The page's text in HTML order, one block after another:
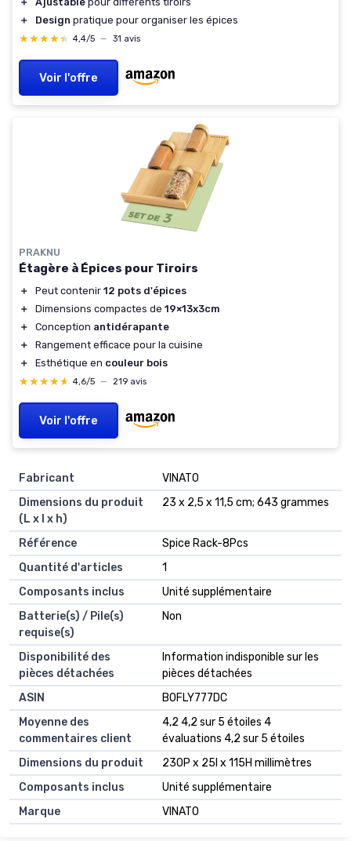
＋
Design pratique pour organiser les épices
★★★★★
★★★★★ 4,4/5 — 31 avis
Voir l'offre
PRAKNU
Étagère à Épices pour Tiroirs
＋ Peut contenir 12 pots d'épices
＋
Dimensions compactes de 19×13x3cm
＋
Conception antidérapante
＋
Rangement efficace pour la cuisine
＋
Esthétique en couleur bois
★★★★★
★★★★★ 4,6/5 — 219 avis
Voir l'offre
Fabricant
‎VINATO
Dimensions du produit
(L x l x h)
‎23 x 2,5 x 11,5 cm; 643 grammes
Référence
‎Spice Rack-8Pcs
Quantité d'articles
‎1
Composants inclus
‎Unité supplémentaire
Batterie(s) / Pile(s)
requise(s)
‎Non
Disponibilité des
pièces détachées
‎Information indisponible sur les
pièces détachées
ASIN
B0FLY777DC
Moyenne des
commentaires client
4,2 4,2 sur 5 étoiles 4
évaluations 4,2 sur 5 étoiles
Dimensions du produit
230P x 25l x 115H millimètres
Composants inclus
Unité supplémentaire
Marque
VINATO